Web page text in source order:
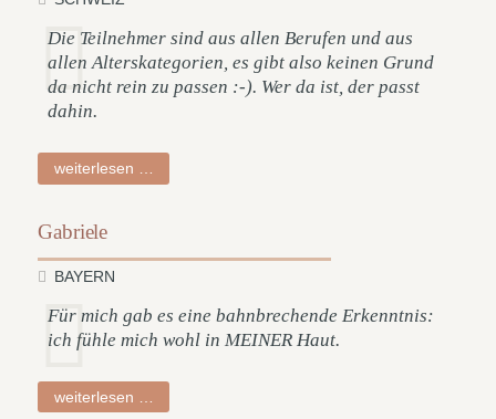
Die Teilnehmer sind aus allen Berufen und aus
allen Alterskategorien, es gibt also keinen Grund
da nicht rein zu passen :-). Wer da ist, der passt
dahin.
weiterlesen …
Gabriele
BAYERN
Für mich gab es eine bahnbrechende Erkenntnis:
ich fühle mich wohl in MEINER Haut.
weiterlesen …